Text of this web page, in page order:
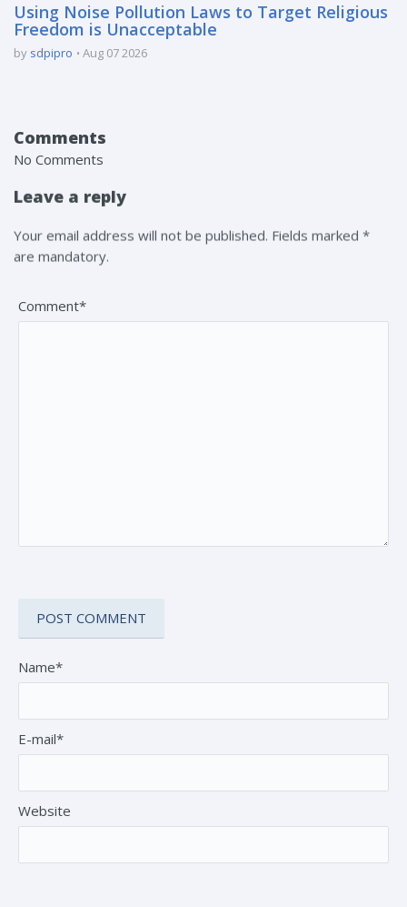
Using Noise Pollution Laws to Target Religious
Freedom is Unacceptable
by sdpipro Aug 07 2026
Comments
No Comments
Leave a reply
Your email address will not be published. Fields marked *
are mandatory.
Comment*
Name*
E-mail*
Website